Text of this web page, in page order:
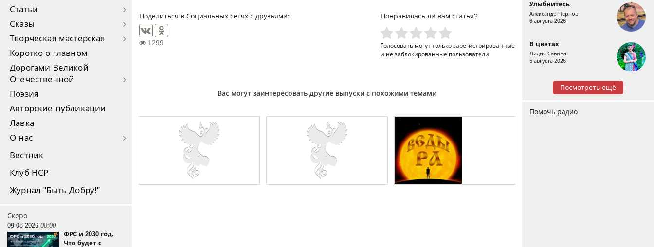
Статьи
Сказы
Творческая мастерская
Коротко о главном
Дорогами Великой
Отечественной
Поэзия
Авторские публикации
Лавка
О нас
Вестник
Клуб НСР
Журнал "Быть Добру!"
Скоро
09-08-2026 08:00
ФРС и 2030 год.
Что будет с
Поделиться в Социальных сетях с друзьями:
1299
Понравилась ли вам статья?
Голосовать могут толькозарегистрированные
и не заблокированные пользователи!
Вас могут заинтересовать другие выпуски с похожими темами
Улыбнитесь
Александр Чернов
6 августа 2026
В цветах
Лидия Савина
5 августа 2026
Посмотреть ещё
Помочь радио